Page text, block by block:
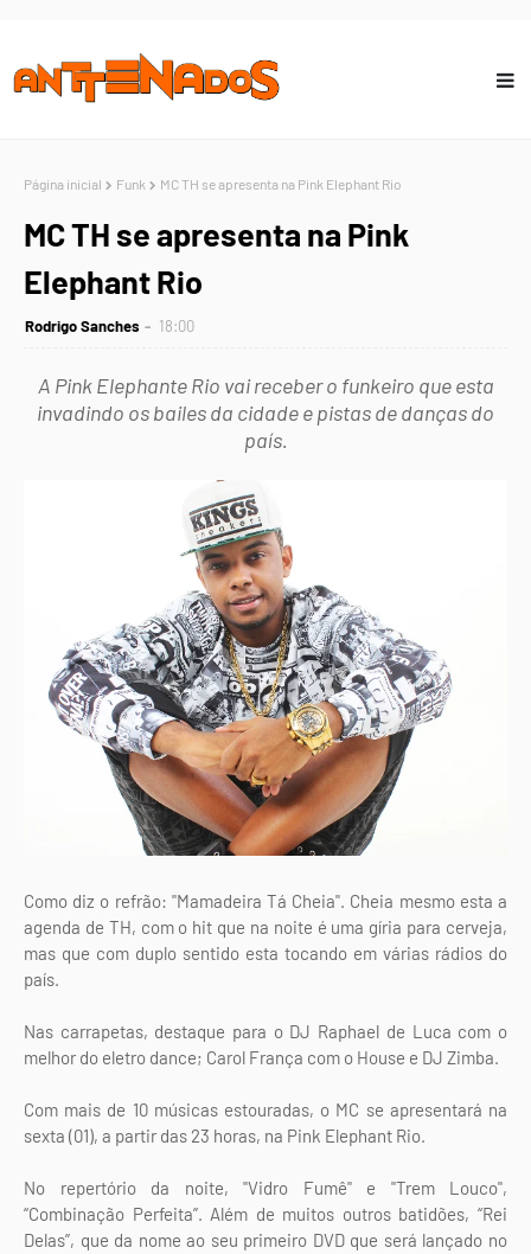
Página inicial Funk MC TH se apresenta na Pink Elephant Rio
MC TH se apresenta na Pink
Elephant Rio
Rodrigo Sanches 18:00
A Pink Elephante Rio vai receber o funkeiro que esta
invadindo os bailes da cidade e pistas de danças do
país.
Como diz o refrão: "Mamadeira Tá Cheia". Cheia mesmo esta a
agenda de TH, com o hit que na noite é uma gíria para cerveja,
mas que com duplo sentido esta tocando em várias rádios do
país.
Nas carrapetas, destaque para o DJ Raphael de Luca com o
melhor do eletro dance; Carol França com o House e DJ Zimba.
Com mais de 10 músicas estouradas, o MC se apresentará na
sexta (01), a partir das 23 horas, na Pink Elephant Rio.
No repertório da noite, "Vidro Fumê" e "Trem Louco",
“Combinação Perfeita”. Além de muitos outros batidões, “Rei
Delas”, que da nome ao seu primeiro DVD que será lançado no